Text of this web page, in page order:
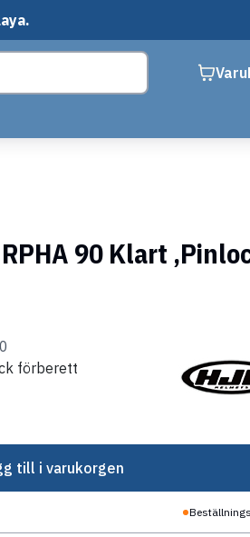
90 Klart
förberett
till i varukorgen